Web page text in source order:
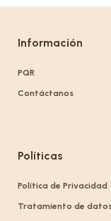
Información
PQR
Contáctanos
Políticas
Política de Privacidad
Tratamiento de